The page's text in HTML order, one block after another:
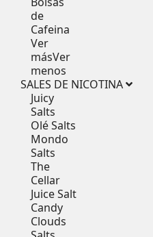
de
Cafeina
Ver
másVer
menos
SALES DE NICOTINA
Juicy
Salts
Olé Salts
Mondo
Salts
The
Cellar
Juice Salt
Candy
Clouds